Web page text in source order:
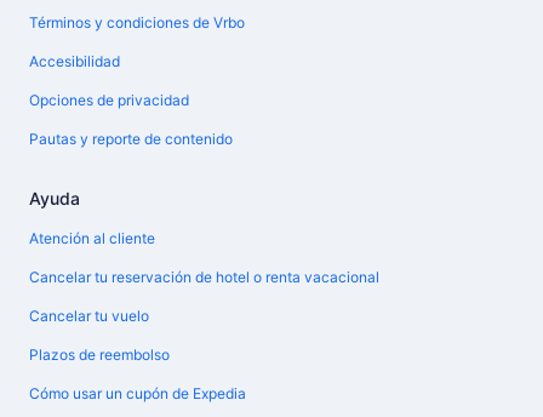
Términos y condiciones de Vrbo
Accesibilidad
Opciones de privacidad
Pautas y reporte de contenido
Ayuda
Atención al cliente
Cancelar tu reservación de hotel o renta vacacional
Cancelar tu vuelo
Plazos de reembolso
Cómo usar un cupón de Expedia